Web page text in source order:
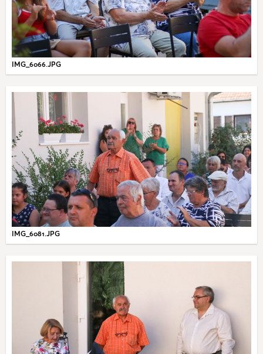
IMG_6066.JPG
IMG_6081.JPG